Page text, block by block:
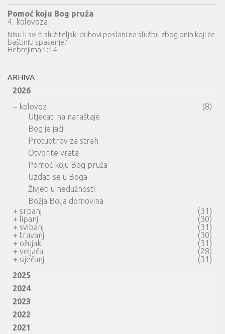
Pomoć koju Bog pruža
4. kolovoza
Nisu li svi ti služiteljski duhovi poslani na službu zbog onih koji će
baštiniti spasenje?
Hebrejima 1:14
ARHIVA
2026
– kolovoz
(8)
Utjecati na naraštaje
Bog je jači
Protuotrov za strah
Otvorite vrata
Pomoć koju Bog pruža
Uzdati se u Boga
Živjeti u nedužnosti
Božja Bolja domovina
+ srpanj
(31)
+ lipanj
(30)
+ svibanj
(31)
+ travanj
(30)
+ ožujak
(31)
+ veljača
(28)
+ siječanj
(31)
2025
2024
2023
2022
2021